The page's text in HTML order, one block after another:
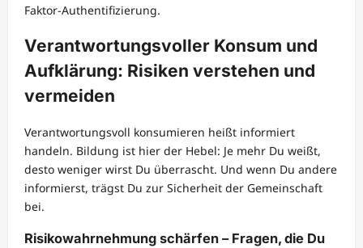
Faktor-Authentifizierung.
Verantwortungsvoller Konsum und
Aufklärung: Risiken verstehen und
vermeiden
Verantwortungsvoll konsumieren heißt informiert
handeln. Bildung ist hier der Hebel: Je mehr Du weißt,
desto weniger wirst Du überrascht. Und wenn Du andere
informierst, trägst Du zur Sicherheit der Gemeinschaft
bei.
Risikowahrnehmung schärfen – Fragen, die Du